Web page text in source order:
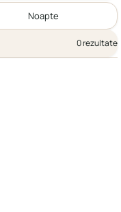
Noapte
0 rezultate